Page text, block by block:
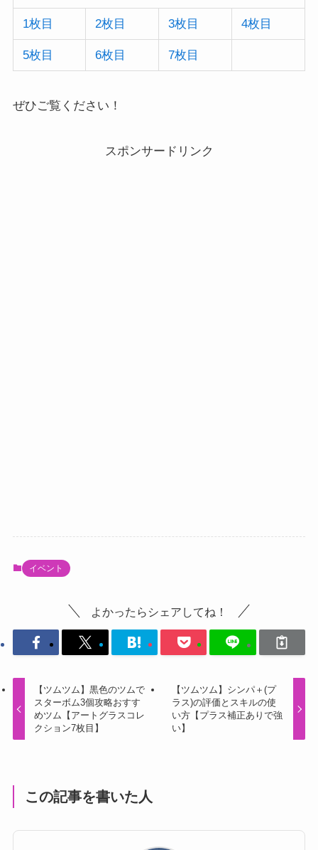
1枚目 2枚目 3枚目 4枚目
5枚目 6枚目 7枚目
ぜひご覧ください！
スポンサードリンク
イベント
よかったらシェアしてね！
【ツムツム】黒色のツムで
スターボム3個攻略おすす
めツム【アートグラスコレ
クション7枚目】
【ツムツム】シンパ＋(プ
ラス)の評価とスキルの使
い方【プラス補正ありで強
い】
この記事を書いた人